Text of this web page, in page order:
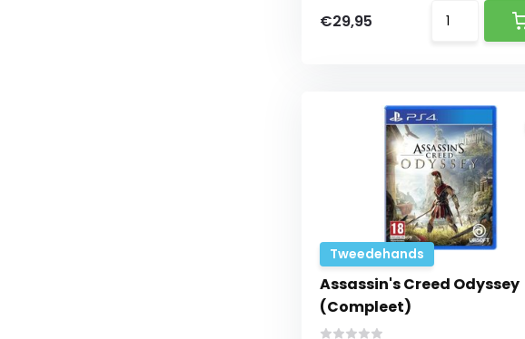
€29,95
Tweedehands
Assassin's Creed Odyssey
(Compleet)